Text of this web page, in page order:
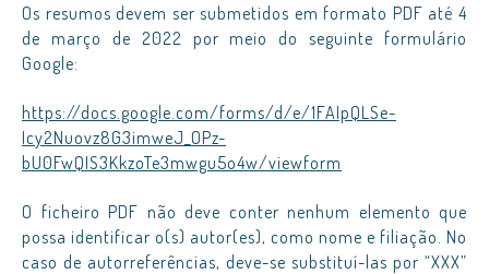
Os resumos devem ser submetidos em formato PDF até 4
de março de 2022 por meio do seguinte formulário
Google:
https://docs.google.com/forms/d/e/1FAIpQLSe-
Icy2Nuovz8G3imweJ_OPz-
bU0FwQIS3KkzoTe3mwgu5o4w/viewform
O ficheiro PDF não deve conter nenhum elemento que
possa identificar o(s) autor(es), como nome e filiação. No
caso de autorreferências, deve-se substituí-las por “XXX”